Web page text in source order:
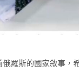
羅斯的國家敘事，